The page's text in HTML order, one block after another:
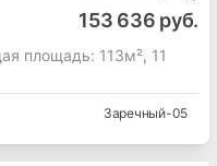
153 636 руб.
площадь: 113м², 11
Заречный-05